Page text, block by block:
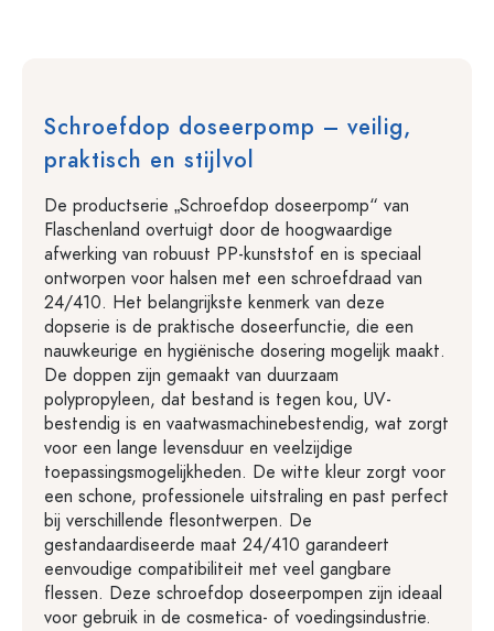
Schroefdop doseerpomp – veilig,
praktisch en stijlvol
De productserie „Schroefdop doseerpomp“ van
Flaschenland overtuigt door de hoogwaardige
afwerking van robuust PP-kunststof en is speciaal
ontworpen voor halsen met een schroefdraad van
24/410. Het belangrijkste kenmerk van deze
dopserie is de praktische doseerfunctie, die een
nauwkeurige en hygiënische dosering mogelijk maakt.
De doppen zijn gemaakt van duurzaam
polypropyleen, dat bestand is tegen kou, UV-
bestendig is en vaatwasmachinebestendig, wat zorgt
voor een lange levensduur en veelzijdige
toepassingsmogelijkheden. De witte kleur zorgt voor
een schone, professionele uitstraling en past perfect
bij verschillende flesontwerpen. De
gestandaardiseerde maat 24/410 garandeert
eenvoudige compatibiliteit met veel gangbare
flessen. Deze schroefdop doseerpompen zijn ideaal
voor gebruik in de cosmetica- of voedingsindustrie.